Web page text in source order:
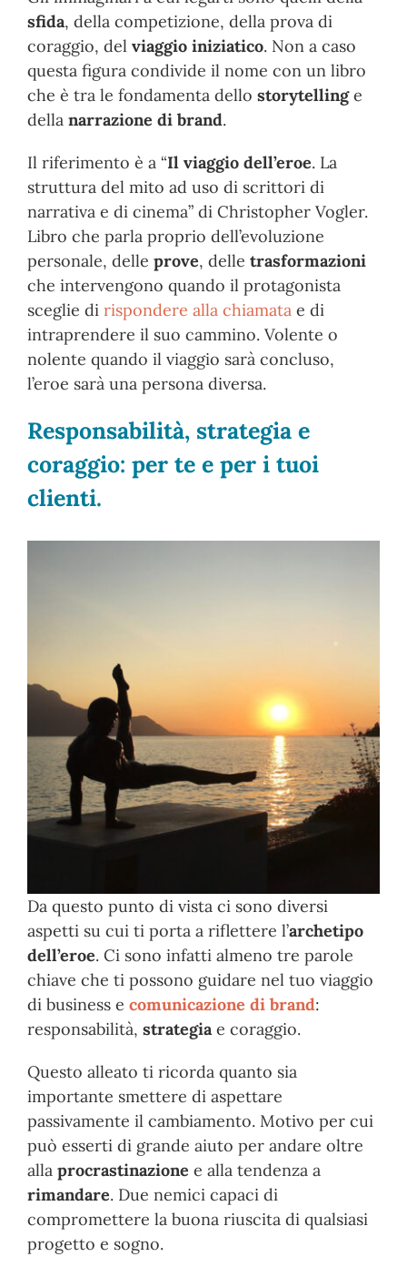
sfida, della competizione, della prova di
coraggio, del viaggio iniziatico. Non a caso
questa figura condivide il nome con un libro
che è tra le fondamenta dello storytellinge
della narrazione di brand.
Il riferimento è a “Il viaggio dell’eroe. La
struttura del mito ad uso di scrittori di
narrativa e di cinema” di Christopher Vogler.
Libro che parla proprio dell’evoluzione
personale, delle prove, delle trasformazioni
che intervengono quando il protagonista
sceglie di rispondere alla chiamata e di
intraprendere il suo cammino. Volente o
nolente quando il viaggio sarà concluso,
l’eroe sarà una persona diversa.
Responsabilità, strategia e
coraggio: per te e per i tuoi
clienti.
Da questo punto di vista ci sono diversi
aspetti su cui ti porta a riflettere l’archetipo
dell’eroe. Ci sono infatti almeno tre parole
chiave che ti possono guidare nel tuo viaggio
di business e comunicazione di brand:
responsabilità, strategiae coraggio.
Questo alleato ti ricorda quanto sia
importante smettere di aspettare
passivamente il cambiamento. Motivo per cui
può esserti di grande aiuto per andare oltre
alla procrastinazione e alla tendenza a
rimandare. Due nemici capaci di
compromettere la buona riuscita di qualsiasi
progetto e sogno.